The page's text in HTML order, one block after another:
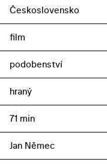
Československo
film
podobenství
hraný
71 min
Jan Němec